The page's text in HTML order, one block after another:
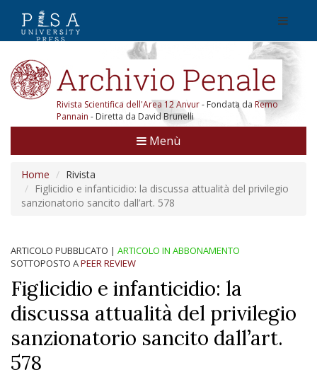
Rivista Scientifica dell'Area 12 Anvur- Fondata da Remo
Pannain - Diretta da David Brunelli
Menù
Home
Rivista
Figlicidio e infanticidio: la discussa attualità del privilegio
sanzionatorio sancito dall’art. 578
ARTICOLO PUBBLICATO | ARTICOLO IN ABBONAMENTO
SOTTOPOSTO APEER REVIEW
Figlicidio e infanticidio: la
discussa attualità del privilegio
sanzionatorio sancito dall’art.
578